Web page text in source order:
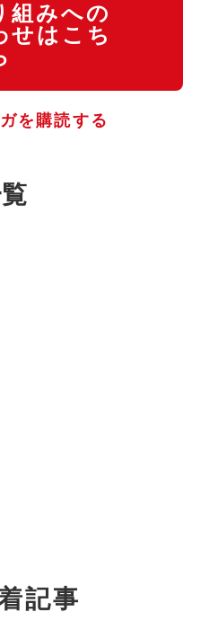
組みへの
せはこち
を購読する
記事